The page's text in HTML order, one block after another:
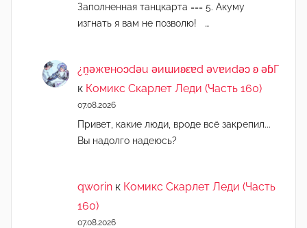
Заполненная танцкарта === 5. Акуму
изгнать я вам не позволю! …
¿n̯ǝжɐноɔdǝu ǝиɯиʚεɐd ǝvɐиdǝɔ ʚ ǝɓГ
к Комикс Скарлет Леди (Часть 160)
07.08.2026
Привет, какие люди, вроде всё закрепил...
Вы надолго надеюсь?
qworin к Комикс Скарлет Леди (Часть
160)
07.08.2026